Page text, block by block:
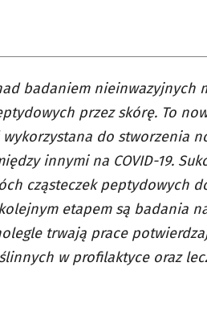
badaniem nieinwazyjnych
przez skórę. To
wykorzystana do stworzenia
innymi na COVID-19.
cząsteczek peptydowych
etapem są badania
trwają prace
w profilaktyce oraz